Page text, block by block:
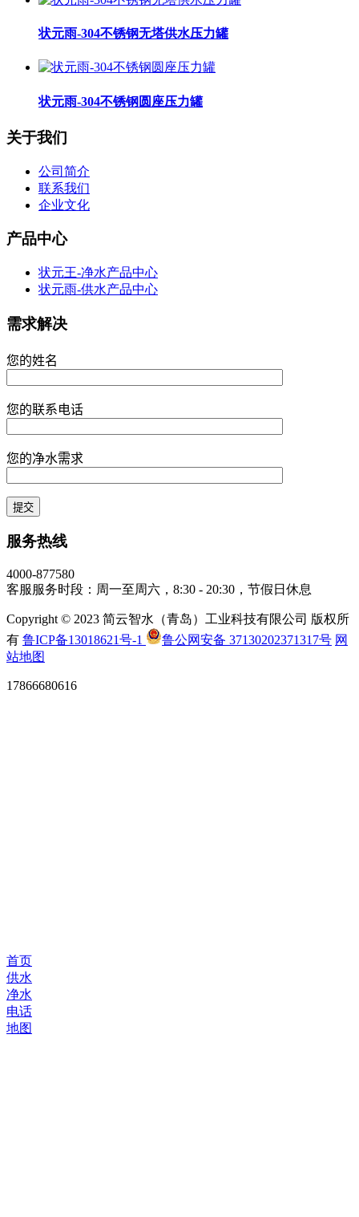
状元雨-304不锈钢无塔供水压力罐
状元雨-304不锈钢圆座压力罐
关于我们
公司简介
联系我们
企业文化
产品中心
状元王-净水产品中心
状元雨-供水产品中心
需求解决
您的姓名
您的联系电话
您的净水需求
服务热线
4000-877580
客服服务时段：周一至周六，8:30 - 20:30，节假日休息
Copyright © 2023 简云智水（青岛）工业科技有限公司 版权所
有 鲁ICP备13018621号-1 鲁公网安备 37130202371317号 网
站地图
17866680616
首页
供水
净水
电话
地图